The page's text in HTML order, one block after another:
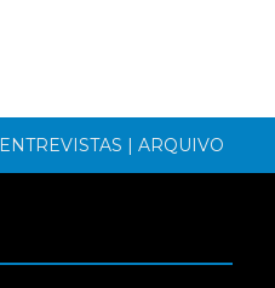
ENTREVISTAS | ARQUIVO